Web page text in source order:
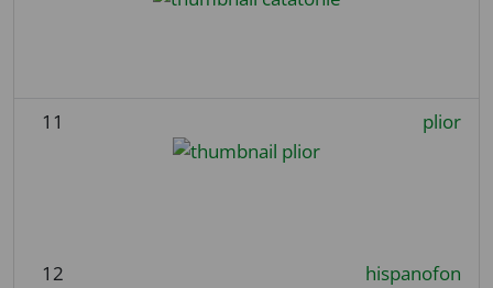
11 plior
12 hispanofon